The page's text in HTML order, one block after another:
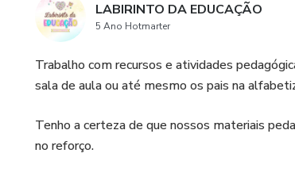
LABIRINTO DA EDUCAÇÃO
5 Ano Hotmarter
Trabalho com recursos e atividades
sala de aula ou até mesmo os pais na
Tenho a certeza de que nossos materiais
no reforço.